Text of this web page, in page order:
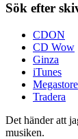
Sök efter
CDON
CD Wow
Ginza
iTunes
Megastore
Tradera
Det händer att
musiken.